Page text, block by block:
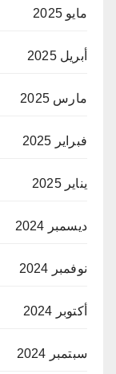
مايو 2025
أبريل 2025
مارس 2025
فبراير 2025
يناير 2025
ديسمبر 2024
نوفمبر 2024
أكتوبر 2024
سبتمبر 2024